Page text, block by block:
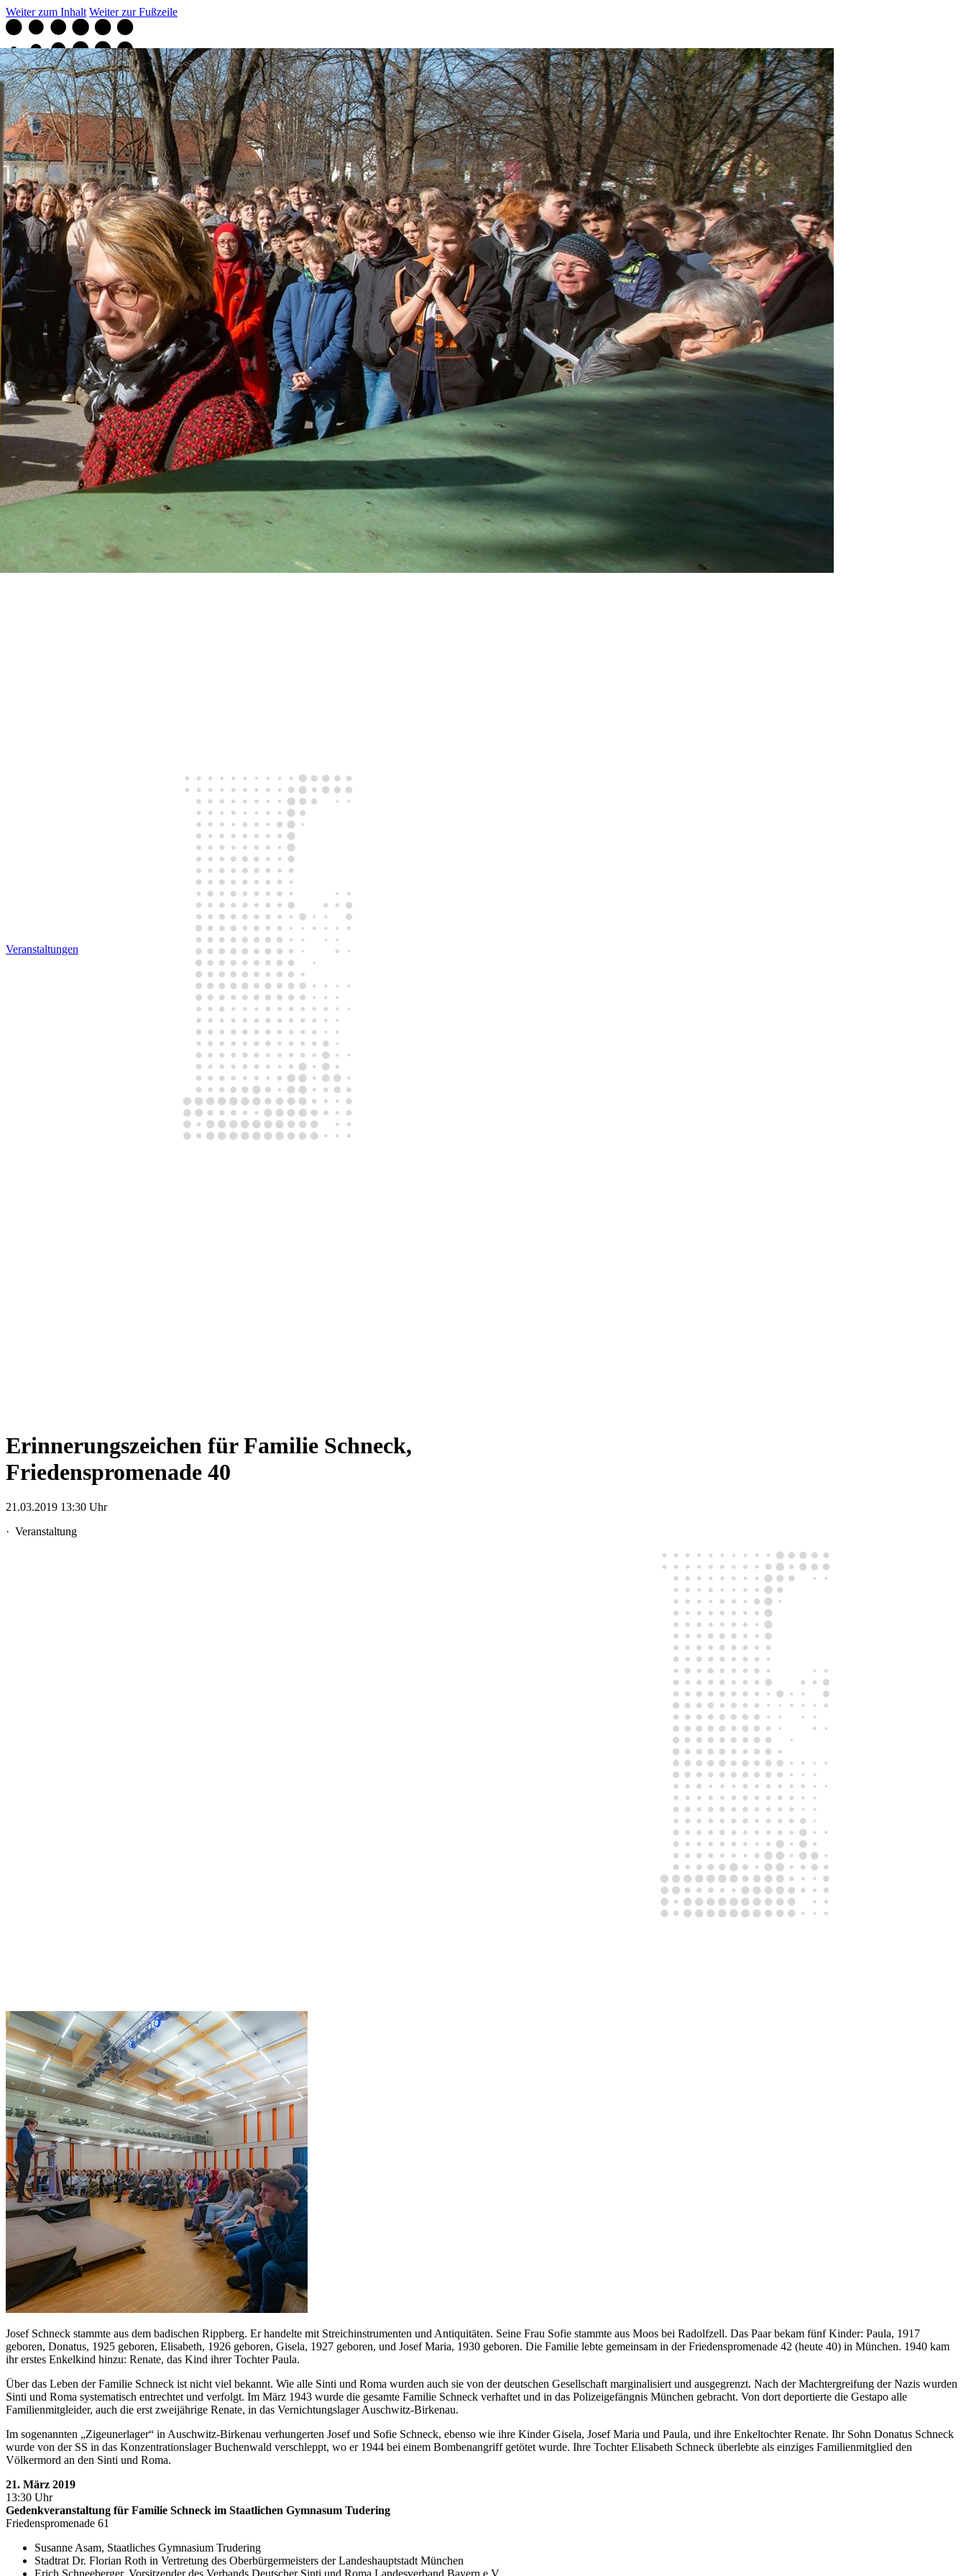
Weiter zum Inhalt Weiter zur Fußzeile
Projekt
Biografien
Aktuelles
English
Seite wählen
Biografien
Aktuelles
English
Veranstaltungen
Erinnerungszeichen für Familie Schneck,
Friedenspromenade 40
21.03.2019 13:30 Uhr
· Veranstaltung
Josef Schneck stammte aus dem badischen Rippberg. Er handelte mit Streichinstrumenten und Antiquitäten. Seine Frau Sofie stammte aus Moos bei Radolfzell. Das Paar bekam fünf Kinder: Paula, 1917
geboren, Donatus, 1925 geboren, Elisabeth, 1926 geboren, Gisela, 1927 geboren, und Josef Maria, 1930 geboren. Die Familie lebte gemeinsam in der Friedenspromenade 42 (heute 40) in München. 1940 kam
ihr erstes Enkelkind hinzu: Renate, das Kind ihrer Tochter Paula.
Über das Leben der Familie Schneck ist nicht viel bekannt. Wie alle Sinti und Roma wurden auch sie von der deutschen Gesellschaft marginalisiert und ausgegrenzt. Nach der Machtergreifung der Nazis wurden
Sinti und Roma systematisch entrechtet und verfolgt. Im März 1943 wurde die gesamte Familie Schneck verhaftet und in das Polizeigefängnis München gebracht. Von dort deportierte die Gestapo alle
Familienmitgleider, auch die erst zweijährige Renate, in das Vernichtungslager Auschwitz-Birkenau.
Im sogenannten „Zigeunerlager“ in Auschwitz-Birkenau verhungerten Josef und Sofie Schneck, ebenso wie ihre Kinder Gisela, Josef Maria und Paula, und ihre Enkeltochter Renate. Ihr Sohn Donatus Schneck
wurde von der SS in das Konzentrationslager Buchenwald verschleppt, wo er 1944 bei einem Bombenangriff getötet wurde. Ihre Tochter Elisabeth Schneck überlebte als einziges Familienmitglied den
Völkermord an den Sinti und Roma.
21. März 2019
13:30 Uhr
Gedenkveranstaltung für Familie Schneck im Staatlichen Gymnasum Tudering
Friedenspromenade 61
Susanne Asam, Staatliches Gymnasium Trudering
Stadtrat Dr. Florian Roth in Vertretung des Oberbürgermeisters der Landeshauptstadt München
Erich Schneeberger, Vorsitzender des Verbands Deutscher Sinti und Roma Landesverband Bayern e.V.